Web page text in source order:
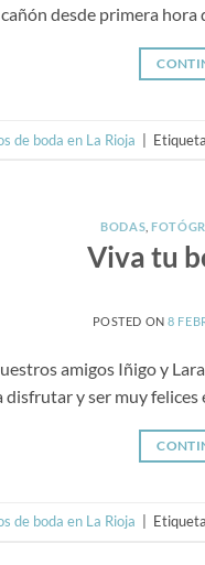
desde primera
de boda en La Rioja
BODAS ,
Viva tu
POSTED ON8
amigos Iñigo y
y ser muy felices
de boda en La Rioja